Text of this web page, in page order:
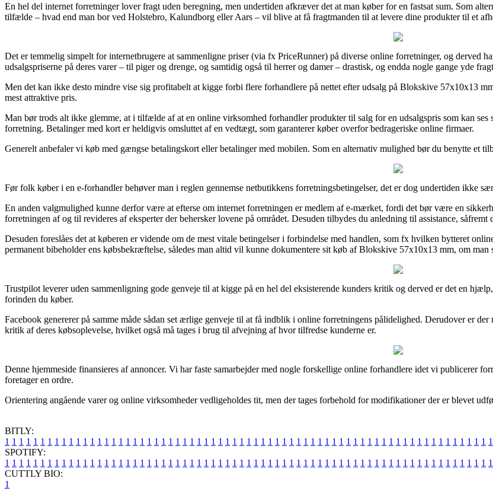
En hel del internet forretninger lover fragt uden beregning, men undertiden afkræver det at man køber for en fastsat sum. Som
tilfælde – hvad end man bor ved Holstebro, Kalundborg eller Aars – vil blive at få fragtmanden til at levere dine produkter til et
Det er temmelig simpelt for internetbrugere at sammenligne priser (via fx PriceRunner) på diverse online forretninger, og derved
udsalgspriserne på deres varer – til piger og drenge, og samtidig også til herrer og damer – drastisk, og endda nogle gange yde
Men det kan ikke desto mindre vise sig profitabelt at kigge forbi flere forhandlere på nettet efter udsalg på Blokskive 57x10x13
mest attraktive pris.
Man bør trods alt ikke glemme, at i tilfælde af at en online virksomhed forhandler produkter til salg for en udsalgspris som kan
forretning. Betalinger med kort er heldigvis omsluttet af en vedtægt, som garanterer køber overfor bedrageriske online firmaer.
Generelt anbefaler vi køb med gængse betalingskort eller betalinger med mobilen. Som en alternativ mulighed bør du benytte et
Før folk køber i en e-forhandler behøver man i reglen gennemse netbutikkens forretningsbetingelser, det er dog undertiden ikke
En anden valgmulighed kunne derfor være at efterse om internet forretningen er medlem af e-mærket, fordi det bør være en
forretningen af og til revideres af eksperter der behersker lovene på området. Desuden tilbydes du anledning til assistance,
Desuden foreslåes det at køberen er vidende om de mest vitale betingelser i forbindelse med handlen, som fx hvilken bytteret
permanent bibeholder ens købsbekræftelse, således man altid vil kunne dokumentere sit køb af Blokskive 57x10x13 mm, om
Trustpilot leverer uden sammenligning gode genveje til at kigge på en hel del eksisterende kunders kritik og derved er det en
forinden du køber.
Facebook genererer på samme måde sådan set ærlige genveje til at få indblik i online forretningens pålidelighed. Derudover er
kritik af deres købsoplevelse, hvilket også må tages i brug til afvejning af hvor tilfredse kunderne er.
Denne hjemmeside finansieres af annoncer. Vi har faste samarbejder med nogle forskellige online forhandlere idet vi publicerer
foretager en ordre.
Orientering angående varer og online virksomheder vedligeholdes tit, men der tages forbehold for modifikationer der er blevet
BITLY:
1 1 1 1 1 1 1 1 1 1 1 1 1 1 1 1 1 1 1 1 1 1 1 1 1 1 1 1 1 1 1 1 1 1 1 1 1 1 1 1 1 1 1 1 1 1 1 1 1 1 1 1 1 1 1 1 1 1 1 1 1 1 1 1 1 1 1 1 1
SPOTIFY:
1 1 1 1 1 1 1 1 1 1 1 1 1 1 1 1 1 1 1 1 1 1 1 1 1 1 1 1 1 1 1 1 1 1 1 1 1 1 1 1 1 1 1 1 1 1 1 1 1 1 1 1 1 1 1 1 1 1 1 1 1 1 1 1 1 1 1 1 1
CUTTLY BIO:
1